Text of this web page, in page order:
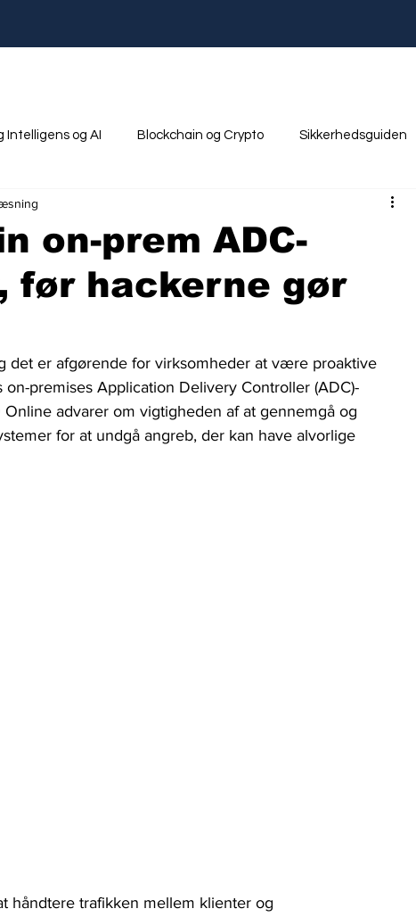
Intelligens og AI Blockchain og Crypto Sikkerhedsguiden
Uddannelse
on-prem ADC-
før hackerne gør
det er afgørende for virksomheder at være proaktive
premises Application Delivery Controller (ADC)-
advarer om vigtigheden af at gennemgå og
for at undgå angreb, der kan have alvorlige
håndtere trafikken mellem klienter og